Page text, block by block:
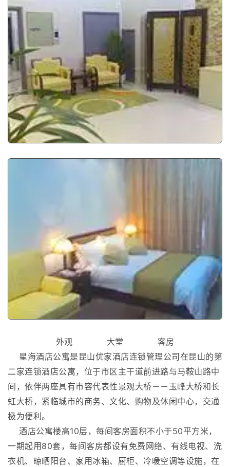
外观 大堂 客房
星海酒店公寓是昆山优家酒店连锁管理公司在昆山的第
二家连锁酒店公寓，位于市区主干道前进路与马鞍山路中
间，依伴两座具有市容代表性景观大桥－－玉峰大桥和长
虹大桥，紧临城市的商务、文化、购物及休闲中心，交通
极为便利。
酒店公寓楼高10层，每间客房面积不小于50平方米，
一期起用80套，每间客房都设有免费网络、有线电视、洗
衣机、晾晒阳台、家用冰箱、厨柜、冷暖空调等设施，在